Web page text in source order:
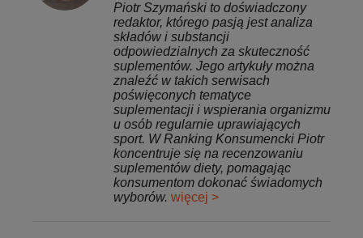
Piotr Szymański to doświadczony
redaktor, którego pasją jest analiza
składów i substancji
odpowiedzialnych za skuteczność
suplementów. Jego artykuły można
znaleźć w takich serwisach
poświęconych tematyce
suplementacji i wspierania organizmu
u osób regularnie uprawiających
sport. W Ranking Konsumencki Piotr
koncentruje się na recenzowaniu
suplementów diety, pomagając
konsumentom dokonać świadomych
wyborów. więcej >